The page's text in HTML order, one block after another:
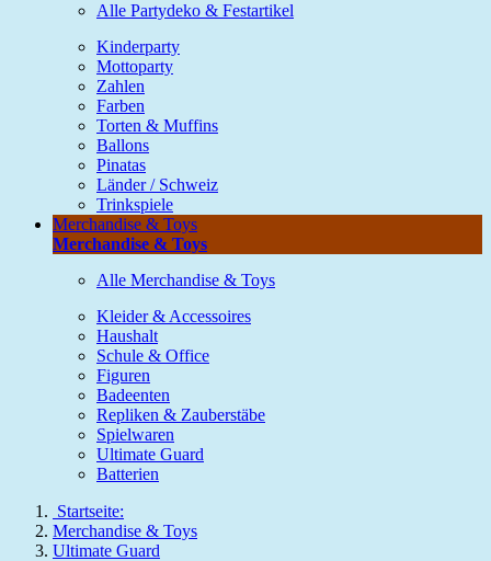
Alle Partydeko & Festartikel
Kinderparty
Mottoparty
Zahlen
Farben
Torten & Muffins
Ballons
Pinatas
Länder / Schweiz
Trinkspiele
Merchandise & Toys
Merchandise & Toys
Alle Merchandise & Toys
Kleider & Accessoires
Haushalt
Schule & Office
Figuren
Badeenten
Repliken & Zauberstäbe
Spielwaren
Ultimate Guard
Batterien
Startseite:
Merchandise & Toys
Ultimate Guard